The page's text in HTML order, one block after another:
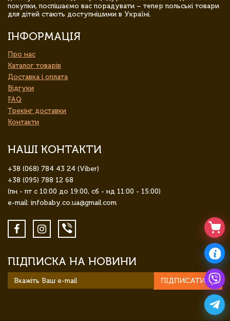
покупки, поспішаємо вас порадувати – тепер польські товари
для дітей стають доступнішими в Україні.
ІНФОРМАЦІЯ
Про нас
Каталог товарів
Доставка і оплата
Відгуки
FAQ
Трекінг доставки
Контакти
НАШІ КОНТАКТИ
+38 (068) 784 43 24 (Viber)
+38 (095) 788 12 68
(пн - пт с 10:00 до 19:00, сб - нд 11:00 - 15:00)
e-mail: infobaby.co.ua@gmail.com
ПІДПИСКА НА НОВИНИ
ПІДПИСАТИСЯ